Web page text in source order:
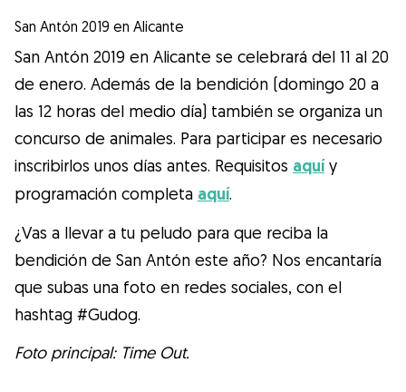
San Antón 2019 en Alicante
San Antón 2019 en Alicante se celebrará del 11 al 20
de enero. Además de la bendición (domingo 20 a
las 12 horas del medio día) también se organiza un
concurso de animales. Para participar es necesario
inscribirlos unos días antes. Requisitos aquíy
programación completa aquí.
¿Vas a llevar a tu peludo para que reciba la
bendición de San Antón este año? Nos encantaría
que subas una foto en redes sociales, con el
hashtag #Gudog.
Foto principal: Time Out.